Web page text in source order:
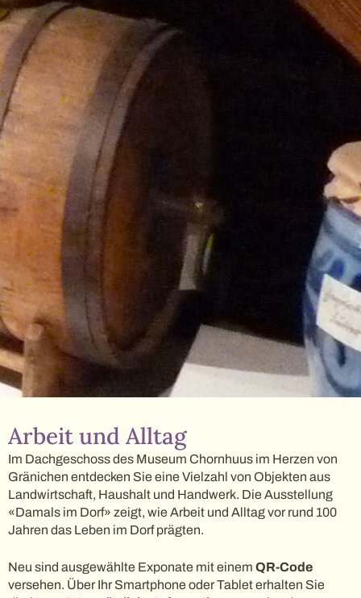
Arbeit und Alltag
Im Dachgeschoss des Museum Chornhuus im Herzen von
Gränichen entdecken Sie eine Vielzahl von Objekten aus
Landwirtschaft, Haushalt und Handwerk. Die Ausstellung
«Damals im Dorf» zeigt, wie Arbeit und Alltag vor rund 100
Jahren das Leben im Dorf prägten.
Neu sind ausgewählte Exponate mit einem QR-Code
versehen. Über Ihr Smartphone oder Tablet erhalten Sie